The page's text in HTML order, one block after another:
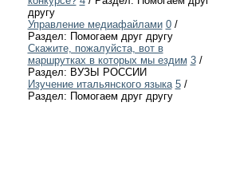
другу
Управление медиафайлами 0/
Раздел: Помогаем друг другу
Скажите, пожалуйста, вот в
маршрутках в которых мы ездим 3/
Раздел: ВУЗЫ РОССИИ
Изучение итальянского языка 5/
Раздел: Помогаем друг другу